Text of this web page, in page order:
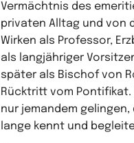
Vermächtnis des
privaten Alltag und von
Wirken als Professor,
als langjähriger
später als Bischof von
Rücktritt vom Pontifikat.
nur jemandem gelingen,
lange kennt und